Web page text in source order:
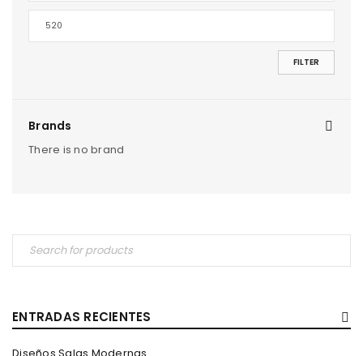
FILTER
Brands
There is no brand
ENTRADAS RECIENTES